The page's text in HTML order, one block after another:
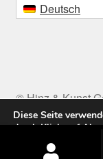
Deutsch
© Hinz & Kunst
Products
search
Diese Seite
durch Klick auf
Akzeptieren / Accept